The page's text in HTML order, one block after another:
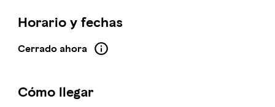
Horario y fechas
Cerrado ahora
Cómo llegar